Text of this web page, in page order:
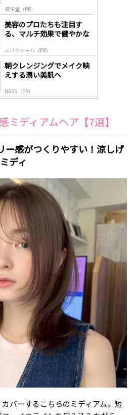
資生堂（PR）
美容のプロたちも注目す
る、マルチ効果で健やかな
エリクシール（PR）
朝クレンジングでメイク映
えする潤い美肌へ
NARS（PR）
ミディアムヘア【7選】
ー感がつくりやすい！涼しげ
ディ
バーするこちらのミディアム。短